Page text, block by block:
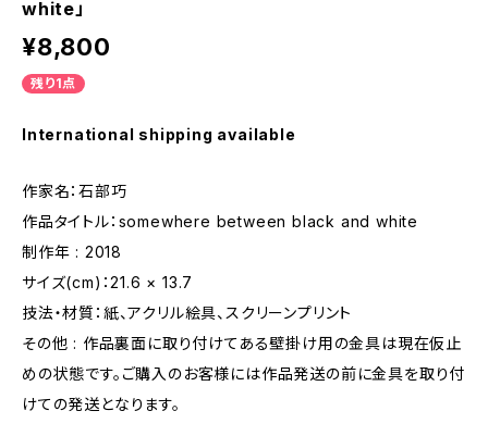
white」
¥8,800
残り1点
International shipping available
作家名：石部巧
作品タイトル：somewhere between black and white
制作年 : 2018
サイズ(cm)：21.6 × 13.7
技法・材質：紙、アクリル絵具、スクリーンプリント
その他 : 作品裏面に取り付けてある壁掛け用の金具は現在仮止
めの状態です。ご購入のお客様には作品発送の前に金具を取り付
けての発送となります。